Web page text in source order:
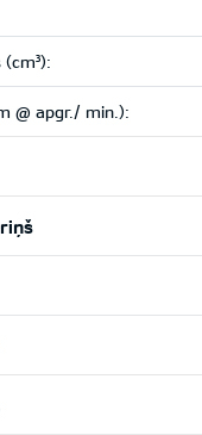
@ apgr./ min.):